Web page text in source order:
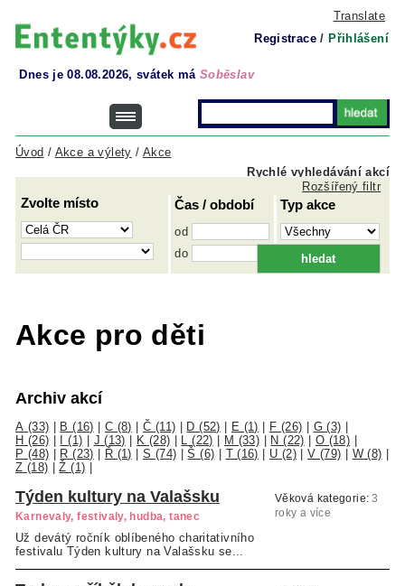
Translate
Registrace / Přihlášení
Dnes je 08.08.2026, svátek má Soběslav
Rychlé vyhledávání akcí
Úvod / Akce a výlety / Akce
Zvolte místo Čas / období
od
do
Typ akce
Rozšířený filtr
Akce pro děti
Archiv akcí
A (33) B (16) C (8) |Č (11) D (52) E (1) F (26) G (3)
H (26)
I (1) J (13) K (28) L (22) M (33) N (22) O (18)
P (48)
R (23) Ř (1) |S (74) |Š (6) T (16) U (2)|V (79) W (8)
Z (18) |Ž (1)
Týden kultury na Valašsku
Karnevaly, festivaly, hudba, tanec
Už devátý ročník oblíbeného charitativního
festivalu Týden kultury na Valašsku se...
Věková kategorie: 3
roky a více